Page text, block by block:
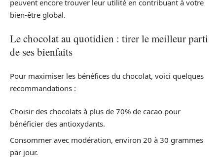
peuvent encore trouver leur utilité en contribuant à votre
bien-être global.
Le chocolat au quotidien : tirer le meilleur parti
de ses bienfaits
Pour maximiser les bénéfices du chocolat, voici quelques
recommandations :
Choisir des chocolats à plus de 70% de cacao pour
bénéficier des antioxydants.
Consommer avec modération, environ 20 à 30 grammes
par jour.